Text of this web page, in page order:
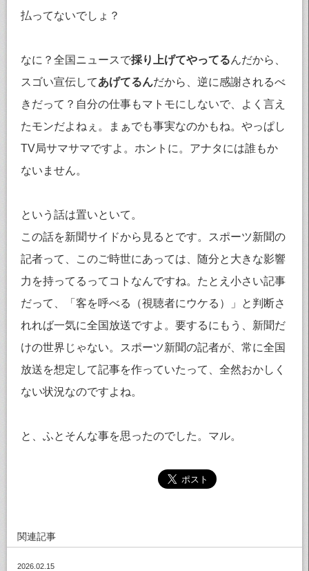
払ってないでしょ？
なに？全国ニュースで採り上げてやってるんだから、
スゴい宣伝してあげてるんだから、逆に感謝されるべ
きだって？自分の仕事もマトモにしないで、よく言え
たモンだよねぇ。まぁでも事実なのかもね。やっぱし
TV局サマサマですよ。ホントに。アナタには誰もか
ないません。
という話は置いといて。
この話を新聞サイドから見るとです。スポーツ新聞の
記者って、このご時世にあっては、随分と大きな影響
力を持ってるってコトなんですね。たとえ小さい記事
だって、「客を呼べる（視聴者にウケる）」と判断さ
れれば一気に全国放送ですよ。要するにもう、新聞だ
けの世界じゃない。スポーツ新聞の記者が、常に全国
放送を想定して記事を作っていたって、全然おかしく
ない状況なのですよね。
と、ふとそんな事を思ったのでした。マル。
関連記事
2026.02.15